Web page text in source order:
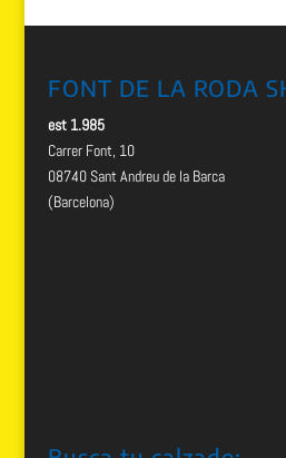
FONT DE LA RODA
est 1.985
Carrer Font, 10
08740 Sant Andreu de la Barca
(Barcelona)